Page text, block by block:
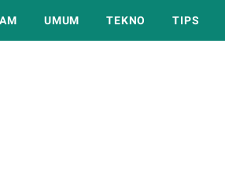
UMUM TEKNO TIPS